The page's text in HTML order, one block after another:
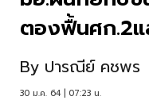
ตองฟื้นศก.2แ
By ปารณีย์ คชพร
30 ม.ค. 64 | 07:23 น.